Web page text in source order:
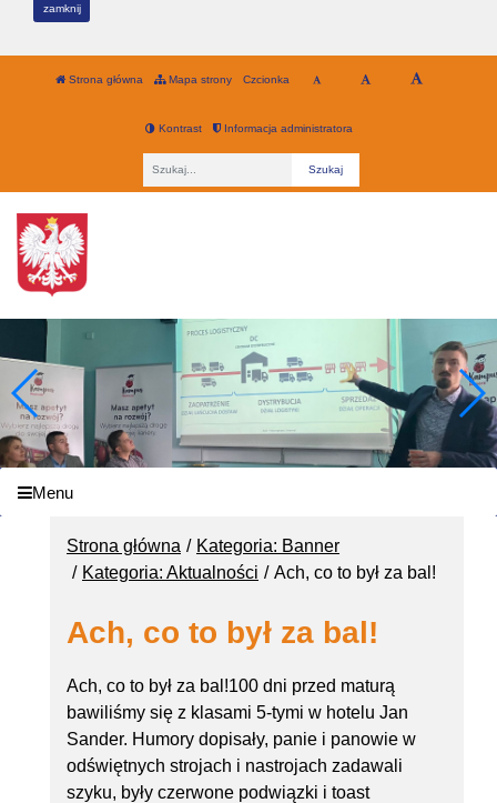
zamknij
Strona główna Mapa strony Czcionka
Kontrast Informacja administratora
Menu
Strona główna
Kategoria: Banner
Kategoria: Aktualności
Ach, co to był za bal!
Ach, co to był za bal!
Ach, co to był za bal!100 dni przed maturą
bawiliśmy się z klasami 5-tymi w hotelu Jan
Sander. Humory dopisały, panie i panowie w
odświętnych strojach i nastrojach zadawali
szyku, były czerwone podwiązki i toast